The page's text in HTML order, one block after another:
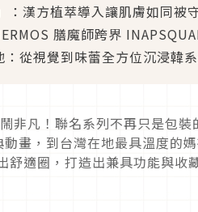
：漢方植萃導入讓肌膚如同被
膳魔師跨界
從視覺到味蕾全方位沉浸韓
非凡！聯名系列不再只是包
畫，到台灣在地最具溫度的
舒適圈，打造出兼具功能與收